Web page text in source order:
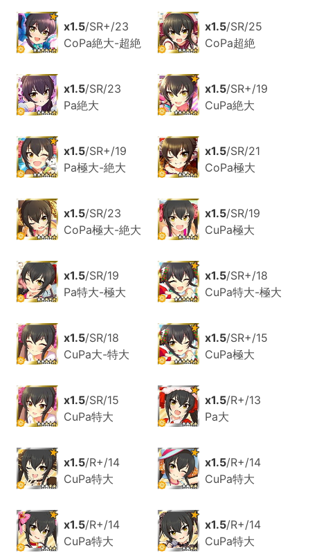
x1.5/SR+/23
CoPa絶大-超絶
x1.5/SR/25
CoPa超絶
x1.5/SR/23
Pa絶大
x1.5/SR+/19
CuPa絶大
x1.5/SR+/19
Pa極大-絶大
x1.5/SR/21
CoPa極大
x1.5/SR/23
CoPa極大-絶大
x1.5/SR/19
CuPa極大
x1.5/SR/19
Pa特大-極大
x1.5/SR+/18
CuPa特大-極大
x1.5/SR/18
CuPa大-特大
x1.5/SR+/15
CuPa極大
x1.5/SR/15
CuPa特大
x1.5/R+/13
Pa大
x1.5/R+/14
CuPa特大
x1.5/R+/14
CuPa特大
x1.5/R+/14
CuPa特大
x1.5/R+/14
CuPa特大